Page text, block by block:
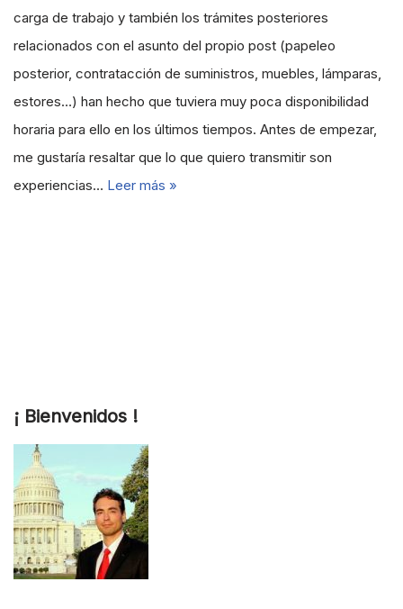
carga de trabajo y también los trámites posteriores
relacionados con el asunto del propio post (papeleo
posterior, contratacción de suministros, muebles, lámparas,
estores…) han hecho que tuviera muy poca disponibilidad
horaria para ello en los últimos tiempos. Antes de empezar,
me gustaría resaltar que lo que quiero transmitir son
experiencias… Leer más »
¡ Bienvenidos !